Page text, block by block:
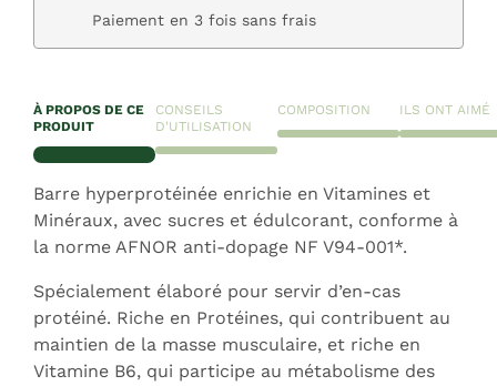
Paiement en 3 fois sans frais
À PROPOS DE CE
PRODUIT
CONSEILS
D'UTILISATION
COMPOSITION ILS ONT AIMÉ
Barre hyperprotéinée enrichie en Vitamines et
Minéraux, avec sucres et édulcorant, conforme à
la norme AFNOR anti-dopage NF V94-001*.
Spécialement élaboré pour servir d’en-cas
protéiné. Riche en Protéines, qui contribuent au
maintien de la masse musculaire, et riche en
Vitamine B6, qui participe au métabolisme des